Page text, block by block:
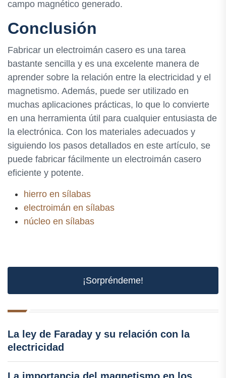
campo magnético generado.
Conclusión
Fabricar un electroimán casero es una tarea
bastante sencilla y es una excelente manera de
aprender sobre la relación entre la electricidad y el
magnetismo. Además, puede ser utilizado en
muchas aplicaciones prácticas, lo que lo convierte
en una herramienta útil para cualquier entusiasta de
la electrónica. Con los materiales adecuados y
siguiendo los pasos detallados en este artículo, se
puede fabricar fácilmente un electroimán casero
eficiente y potente.
hierro en sílabas
electroimán en sílabas
núcleo en sílabas
¡Sorpréndeme!
La ley de Faraday y su relación con la
electricidad